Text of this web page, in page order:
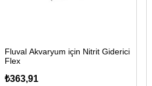
Fluval Akvaryum için Nitrit Giderici
Flex
₺363,91